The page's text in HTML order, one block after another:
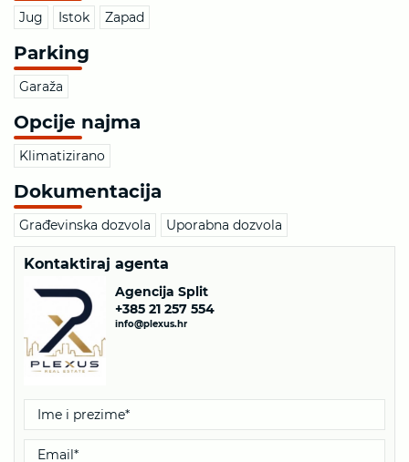
Jug Istok Zapad
Parking
Garaža
Opcije najma
Klimatizirano
Dokumentacija
Građevinska dozvola Uporabna dozvola
Kontaktiraj agenta
Agencija Split
+385 21 257 554
info@plexus.hr